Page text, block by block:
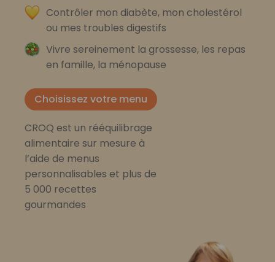
Contrôler mon diabète, mon cholestérol
ou mes troubles digestifs
Vivre sereinement la grossesse, les repas
en famille, la ménopause
Choisissez votre menu
CROQ est un rééquilibrage
alimentaire sur mesure à
l’aide de menus
personnalisables et plus de
5 000 recettes
gourmandes